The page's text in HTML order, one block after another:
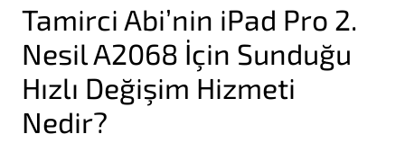
Tamirci Abi’nin iPad Pro 2.
Nesil A2068 İçin Sunduğu
Hızlı Değişim Hizmeti
Nedir?